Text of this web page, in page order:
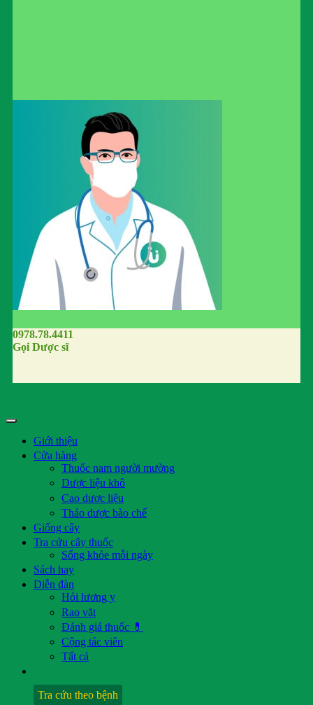
0978.78.4411
Gọi Dược sĩ
Giới thiệu
Cửa hàng
Thuốc nam người mường
Dược liệu khô
Cao dược liệu
Thảo dược bào chế
Giống cây
Tra cứu cây thuốc
Sống khỏe mỗi ngày
Sách hay
Diễn đàn
Hỏi lương y
Rao vặt
Đánh giá thuốc 💊
Cộng tác viên
Tất cả
Tra cứu theo bệnh